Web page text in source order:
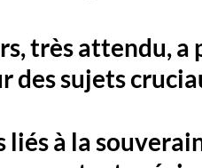
très attendu, a
des sujets
liés à la